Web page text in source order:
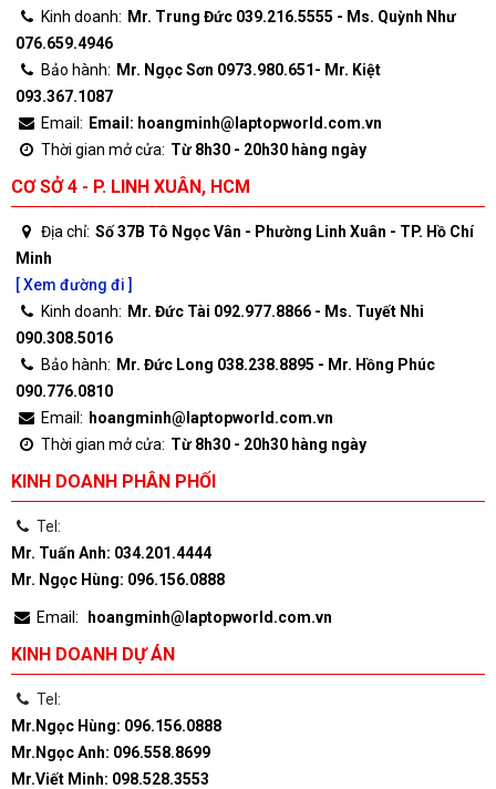
Kinh doanh: Mr. Trung Đức 039.216.5555 - Ms. Quỳnh Như
076.659.4946
Bảo hành: Mr. Ngọc Sơn 0973.980.651- Mr. Kiệt
093.367.1087
Email: Email: hoangminh@laptopworld.com.vn
Thời gian mở cửa: Từ 8h30 - 20h30 hàng ngày
CƠ SỞ 4 - P. LINH XUÂN, HCM
Địa chỉ: Số 37B Tô Ngọc Vân - Phường Linh Xuân - TP. Hồ Chí
Minh
[ Xem đường đi ]
Kinh doanh: Mr. Đức Tài 092.977.8866 - Ms. Tuyết Nhi
090.308.5016
Bảo hành: Mr. Đức Long 038.238.8895 - Mr. Hồng Phúc
090.776.0810
Email: hoangminh@laptopworld.com.vn
Thời gian mở cửa: Từ 8h30 - 20h30 hàng ngày
KINH DOANH PHÂN PHỐI
Tel:
Mr. Tuấn Anh: 034.201.4444
Mr. Ngọc Hùng: 096.156.0888
Email: hoangminh@laptopworld.com.vn
KINH DOANH DỰ ÁN
Tel:
Mr.Ngọc Hùng: 096.156.0888
Mr.Ngọc Anh: 096.558.8699
Mr.Viết Minh: 098.528.3553